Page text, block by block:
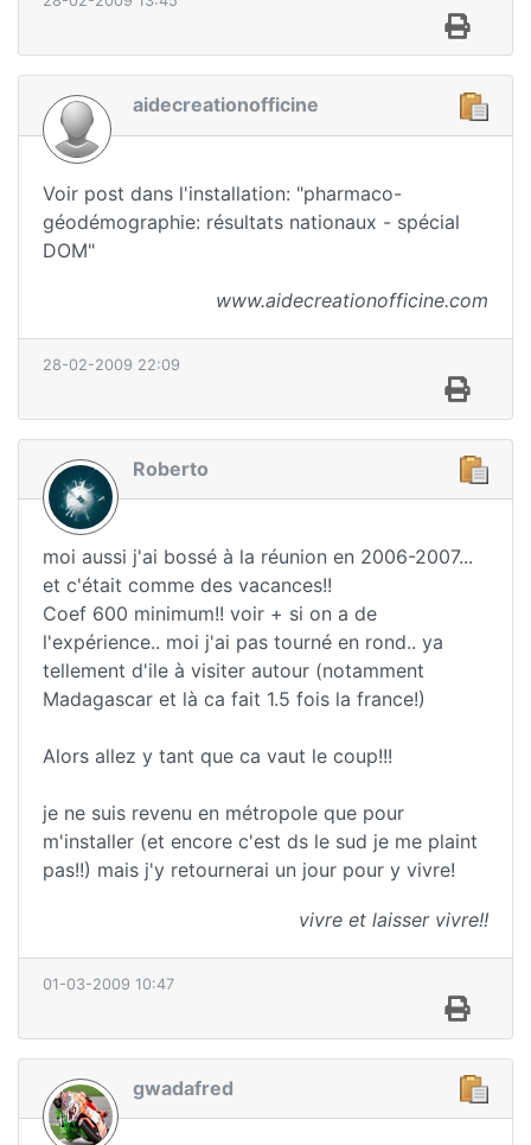
aidecreationofficine
Voir post dans l'installation: "pharmaco-
géodémographie: résultats nationaux - spécial
DOM"
www.aidecreationofficine.com
28-02-2009 22:09
Roberto
moi aussi j'ai bossé à la réunion en 2006-2007...
et c'était comme des vacances!!
Coef 600 minimum!! voir + si on a de
l'expérience.. moi j'ai pas tourné en rond.. ya
tellement d'ile à visiter autour (notamment
Madagascar et là ca fait 1.5 fois la france!)
Alors allez y tant que ca vaut le coup!!!
je ne suis revenu en métropole que pour
m'installer (et encore c'est ds le sud je me plaint
pas!!) mais j'y retournerai un jour pour y vivre!
vivre et laisser vivre!!
01-03-2009 10:47
gwadafred